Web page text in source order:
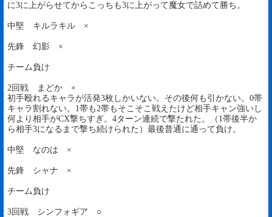
に3に上がらせてからこっちも3に上がって魔女で詰めて勝ち。
中堅 キルラキル ×
先鋒 幻影 ×
チーム負け
2回戦 まどか ×
初手殴れるキャラが活発3枚しかいない。その後何も引かない。0帯
キャラ割れない。1帯も2帯もそこそこ戦えたけど相手キャン強いし
何より相手がCX撃ちすぎ。4ターン連続で撃たれた。（1帯後半か
ら相手3になるまで撃ち続けられた）最後普通に通って負け。
中堅 なのは ×
先鋒 シャナ ×
チーム負け
3回戦 シンフォギア ○